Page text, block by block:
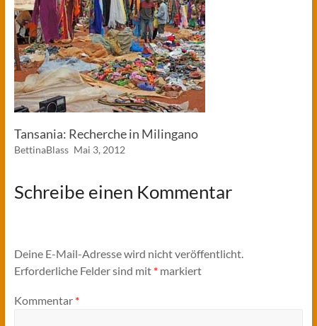
Tansania: Recherche in Milingano
BettinaBlass Mai 3, 2012
Schreibe einen Kommentar
Deine E-Mail-Adresse wird nicht veröffentlicht.
Erforderliche Felder sind mit *markiert
Kommentar *